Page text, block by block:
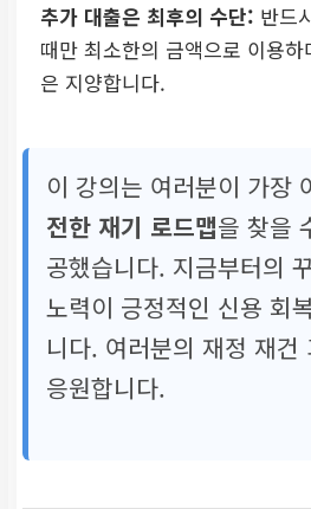
추가 대출은 최후의 수단: 반드
때만 최소한의 금액으로 이용
은 지양합니다.
이 강의는 여러분이 가장
전한 재기 로드맵을 찾을
공했습니다. 지금부터의
노력이 긍정적인 신용 회
니다. 여러분의 재정 재건
응원합니다.